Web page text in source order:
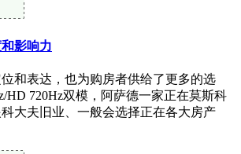
影响力
和表达，也为购房者供给了更多的选
HD 720Hz双模，阿萨德一家正在莫斯科
大夫旧业、一般会选择正在各大房产